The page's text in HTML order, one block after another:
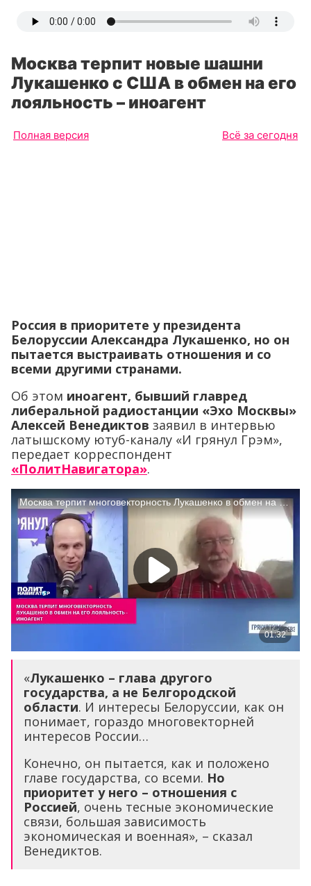
Москва терпит новые шашни
Лукашенко с США в обмен на его
лояльность – иноагент
Полная версия Всё за сегодня
Россия в приоритете у президента
Белоруссии Александра Лукашенко, но он
пытается выстраивать отношения и со
всеми другими странами.
Об этом иноагент, бывший главред
либеральной радиостанции «Эхо Москвы»
Алексей Венедиктов заявил в интервью
латышскому ютуб-каналу «И грянул Грэм»,
передает корреспондент
«ПолитНавигатора».
«Лукашенко – глава другого
государства, а не Белгородской
области. И интересы Белоруссии, как он
понимает, гораздо многовекторней
интересов России…
Конечно, он пытается, как и положено
главе государства, со всеми. Но
приоритет у него – отношения с
Россией, очень тесные экономические
связи, большая зависимость
экономическая и военная», – сказал
Венедиктов.